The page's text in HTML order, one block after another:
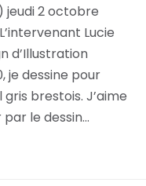
jeudi 2 octobre
Lucie
d’Illustration
je dessine pour
brestois. J’aime
le dessin…